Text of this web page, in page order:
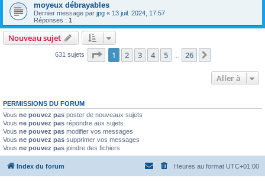
moyeux débrayables
Dernier message par jpg « 13 juil. 2024, 17:57
Réponses : 1
Nouveau sujet
631 sujets Page 1sur26
1 2 3 4 5 … 26
Aller à
PERMISSIONS DU FORUM
Vous ne pouvez pas poster de nouveaux sujets
Vous ne pouvez pas répondre aux sujets
Vous ne pouvez pas modifier vos messages
Vous ne pouvez pas supprimer vos messages
Vous ne pouvez pas joindre des fichiers
Index du forum Heures au format UTC+01:00